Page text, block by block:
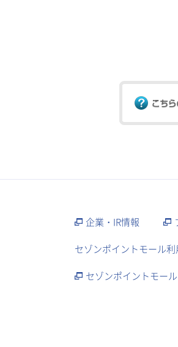
企業・IR情報
セゾンポイントモール利
セゾンポイントモー